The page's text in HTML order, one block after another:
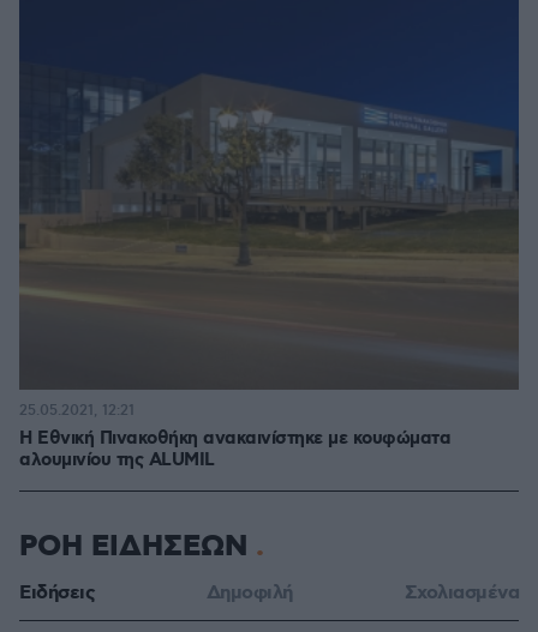
Η Εθνική Πινακοθήκη ανακαινίστηκε με κουφώματα
αλουμινίου της ALUMIL
25.05.2021, 12:21
ΡΟΗ ΕΙΔΗΣΕΩΝ
Ειδήσεις Δημοφιλή Σχολιασμένα